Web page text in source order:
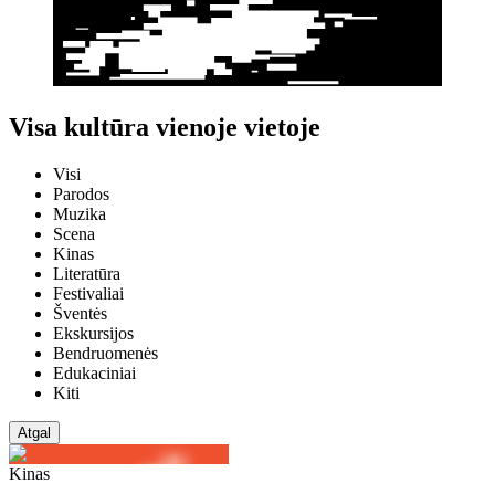
Visa kultūra vienoje vietoje
Visi
Parodos
Muzika
Scena
Kinas
Literatūra
Festivaliai
Šventės
Ekskursijos
Bendruomenės
Edukaciniai
Kiti
Atgal
Kinas